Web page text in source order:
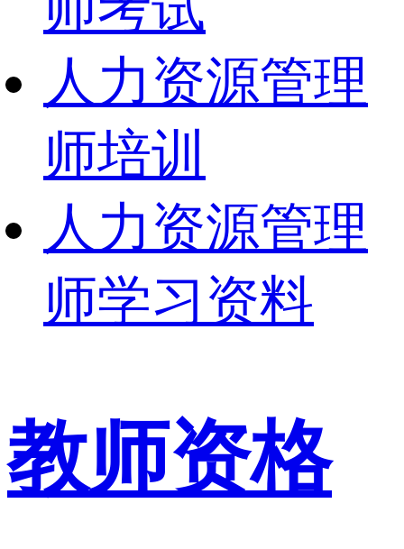
人力资源管理
师培训
人力资源管理
师学习资料
教师资格